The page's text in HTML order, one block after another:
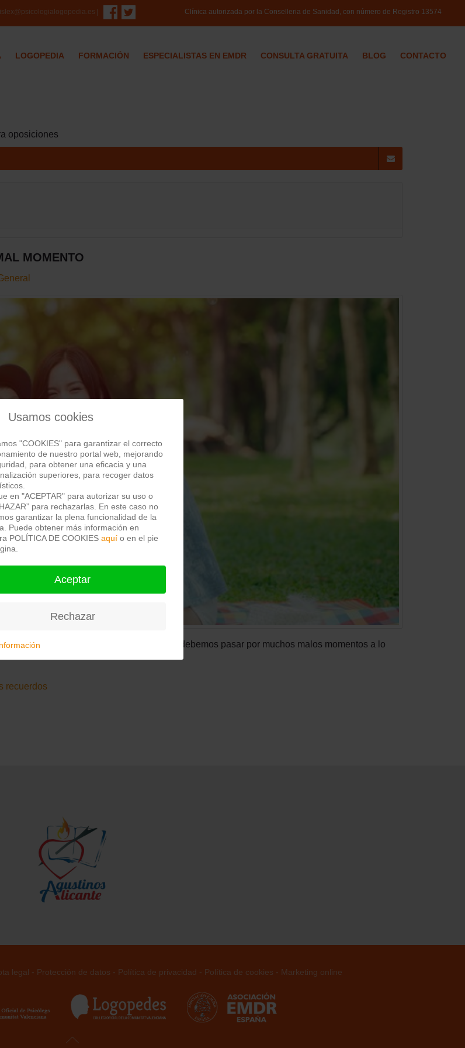
Clínica autorizada por la Conselleria de Sanidad, con número de Registro 13574
LOGOPEDIA FORMACIÓN ESPECIALISTAS EN EMDR CONSULTA GRATUITA BLOG CONTACTO
oposiciones
MOMENTO
a que lo intentemos, es innegable que debemos pasar por muchos malos momentos a lo
recuerdos
legal - Protección de datos - Política de privacidad - Política de cookies - Marketing online
Usamos cookies
"COOKIES" para garantizar el correcto
de nuestro portal web, mejorando
para obtener una eficacia y una
superiores, para recoger datos
en "ACEPTAR" para autorizar su uso o
para rechazarlas. En este caso no
garantizar la plena funcionalidad de la
Puede obtener más información en
POLÍTICA DE COOKIES aquí o en el pie
Aceptar
Rechazar